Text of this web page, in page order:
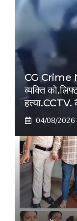
CG Crime
व्यक्ति
04/08/2026